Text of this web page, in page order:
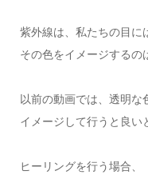
紫外線は、私たちの目に
その色をイメージするの
以前の動画では、透明な
イメージして行うと良い
ヒーリングを行う場合、